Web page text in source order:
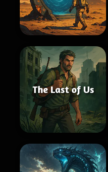
The Last of Us